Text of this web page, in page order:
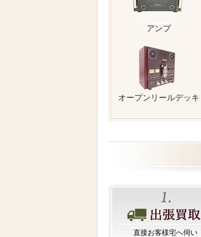
アンプ
オープンリールデッキ
直接お客様宅へ伺い